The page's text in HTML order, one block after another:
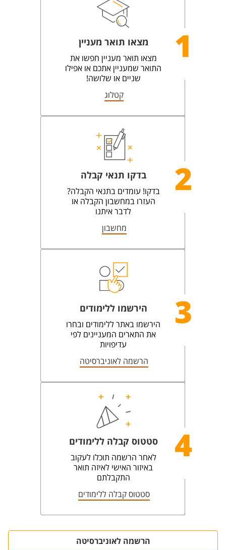
1 מצאו תואר מעניין
מצאו תואר מעניין חפשו את
התואר שמעניין אתכם או אפילו
שניים או שלושה!
קטלוג
2 בדקו תנאי קבלה
בדקו! עומדים בתנאי הקבלה?
העזרו במחשבון הקבלה או
לדבר איתנו
מחשבון
3 הירשמו ללימודים
הירשמו באתר ללימודים ובחרו
את התארים המעניינים לפי
עדיפויות
הרשמה לאוניברסיטה
4 סטטוס קבלה ללימודים
לאחר הרשמה תוכלו לעקוב
באיזור האישי לאיזה תואר
התקבלתם
סטטוס קבלה ללימודים
הרשמה לאוניברסיטה